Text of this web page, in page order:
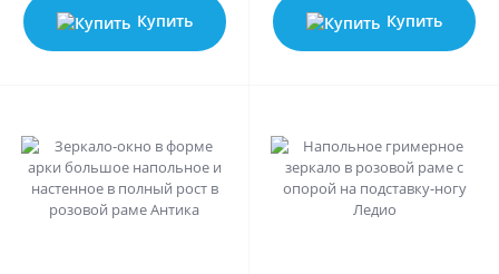
Купить Купить